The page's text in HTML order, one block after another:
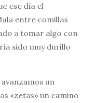
ese día el
entre comillas
a tomar algo con
sido muy durillo
un
«zetas» un camino